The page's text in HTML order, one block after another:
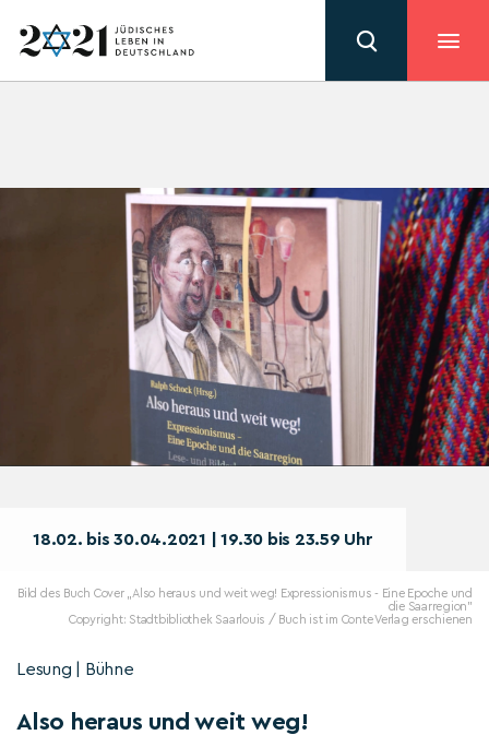
18.02. bis 30.04.2021 | 19.30 bis 23.59 Uhr
Bild des Buch Cover „Also heraus und weit weg! Expressionismus - Eine Epoche und
die Saarregion"
Copyright: Stadtbibliothek Saarlouis / Buch ist im Conte Verlag erschienen
Lesung | Bühne
Also heraus und weit weg!